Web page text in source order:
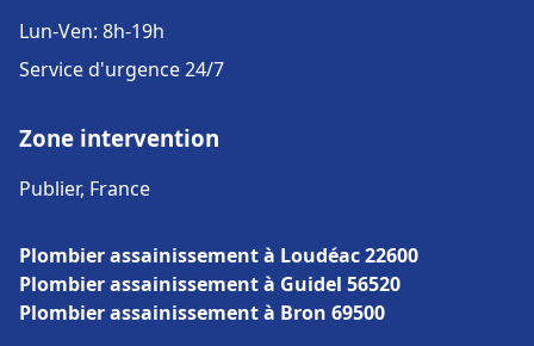
Lun-Ven: 8h-19h
Service d'urgence 24/7
Zone intervention
Publier, France
Plombier assainissement à Loudéac 22600
Plombier assainissement à Guidel 56520
Plombier assainissement à Bron 69500